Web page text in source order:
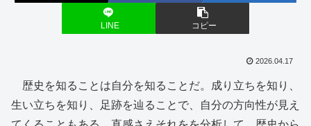
LINE コピー
2026.04.17
歴史を知ることは自分を知ることだ。成り立ちを知り、
生い立ちを知り、足跡を辿ることで、自分の方向性が見え